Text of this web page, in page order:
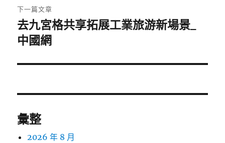
章:
下一篇文章
下
一
文
去九宮格共享拓展工業旅游新場景_
中國網
彙整
2026 年 8 月